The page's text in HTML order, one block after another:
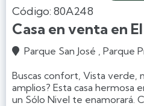
Código: 80A248
Casa en venta en
 Parque San José , Parque
Buscas confort, Vista verde,
amplios? Esta casa hermosa
un Sólo Nivel te enamorará.